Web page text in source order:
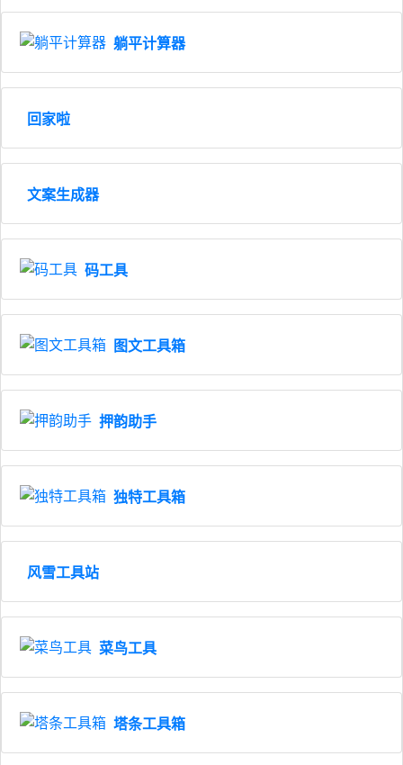
躺平计算器
回家啦
文案生成器
码工具
图文工具箱
押韵助手
独特工具箱
风雪工具站
菜鸟工具
塔条工具箱